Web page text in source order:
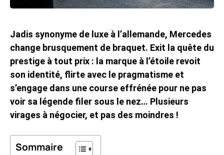
Jadis synonyme de luxe à l’allemande, Mercedes
change brusquement de braquet. Exit la quête du
prestige à tout prix : la marque à l’étoile revoit
son identité, flirte avec le pragmatisme et
s’engage dans une course effrénée pour ne pas
voir sa légende filer sous le nez… Plusieurs
virages à négocier, et pas des moindres !
Sommaire